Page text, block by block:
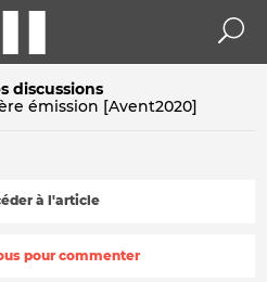
discussions
émission [Avent2020]
à l'article
pour commenter